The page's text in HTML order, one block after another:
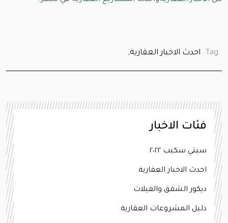
Tag: احدث الاخبار العقارية,
فئات الاخبار
سيتي سكيب ٢٠٢٢
احدث الاخبار العقارية
ديكور الشقق والفيلات
دليل المشروعات العقارية